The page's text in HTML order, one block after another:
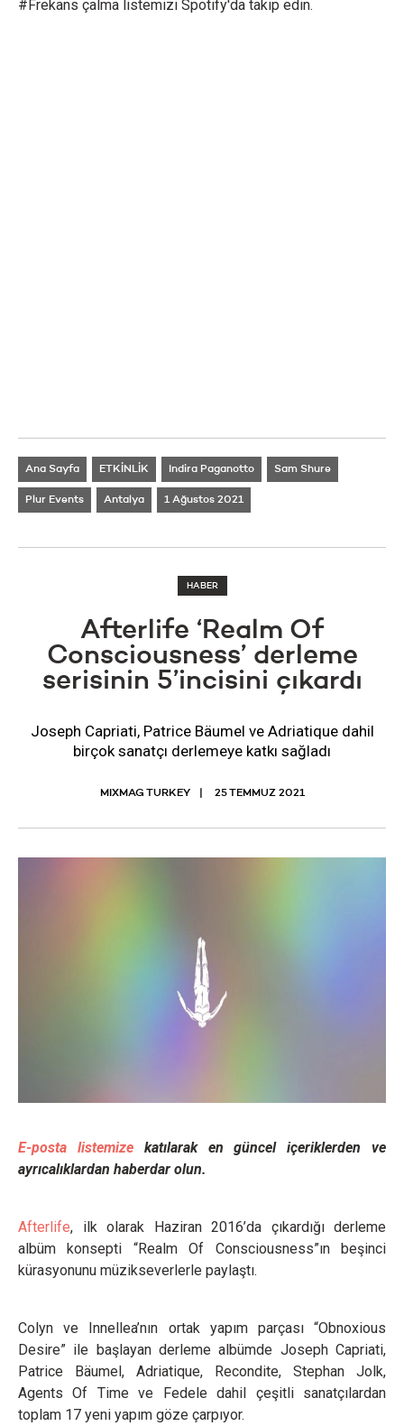
#Frekans çalma listemizi Spotify'da takip edin.
Ana Sayfa ETKİNLİK Indira Paganotto Sam Shure
Plur Events Antalya 1 Ağustos 2021
HABER
Afterlife ‘Realm Of
Consciousness’ derleme
serisinin 5’incisini çıkardı
Joseph Capriati, Patrice Bäumel ve Adriatique dahil
birçok sanatçı derlemeye katkı sağladı
MIXMAG TURKEY 25 TEMMUZ 2021
E-posta listemizekatılarak en güncel içeriklerden ve
ayrıcalıklardan haberdar olun.
Afterlife, ilk olarak Haziran 2016’da çıkardığı derleme
albüm konsepti “Realm Of Consciousness”ın beşinci
kürasyonunu müzikseverlerle paylaştı.
Colyn ve Innellea’nın ortak yapım parçası “Obnoxious
Desire” ile başlayan derleme albümde Joseph Capriati,
Patrice Bäumel, Adriatique, Recondite, Stephan Jolk,
Agents Of Time ve Fedele dahil çeşitli sanatçılardan
toplam 17 yeni yapım göze çarpıyor.